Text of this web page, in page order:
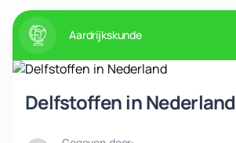
Geen
vakken.
vakken.
Aardrijkskunde
Delfstoffen in Nederland